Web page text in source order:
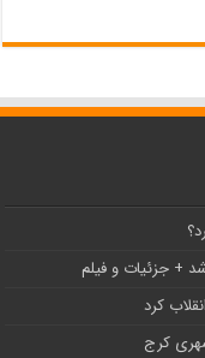
+ جزئیات و فیلم